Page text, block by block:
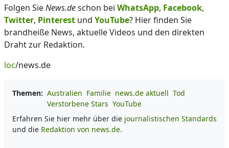
Folgen SieNews.deschon bei WhatsApp, Facebook,
Twitter, Pinterest und YouTube? Hier finden Sie
brandheiße News, aktuelle Videos und den direkten
Draht zur Redaktion.
loc/news.de
Themen: Australien Familie news.de aktuell Tod
Verstorbene Stars YouTube
Erfahren Sie hier mehr über die journalistischen Standards
und die Redaktion von news.de.